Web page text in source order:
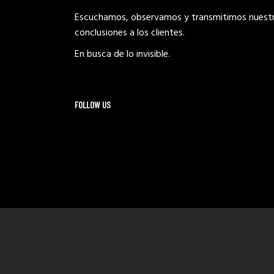
Escuchamos, observamos y transmitimos
conclusiones a los clientes.
En busca de lo invisible.
FOLLOW US